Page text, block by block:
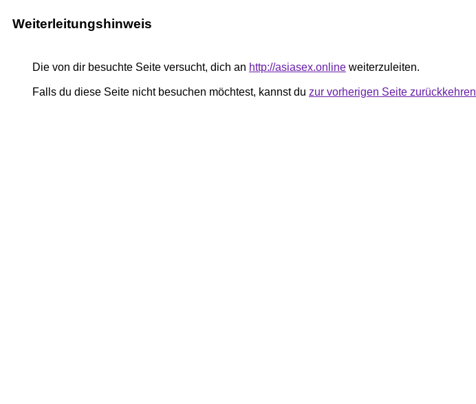
Weiterleitungshinweis
Die von dir besuchte Seite versucht, dich an http://asiasex.online weiterzuleiten.
Falls du diese Seite nicht besuchen möchtest, kannst du zur vorherigen Seite zurückkehren